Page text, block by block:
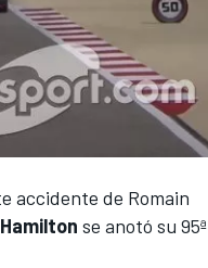
accidente de Romain
Hamilton se anotó su 95ª